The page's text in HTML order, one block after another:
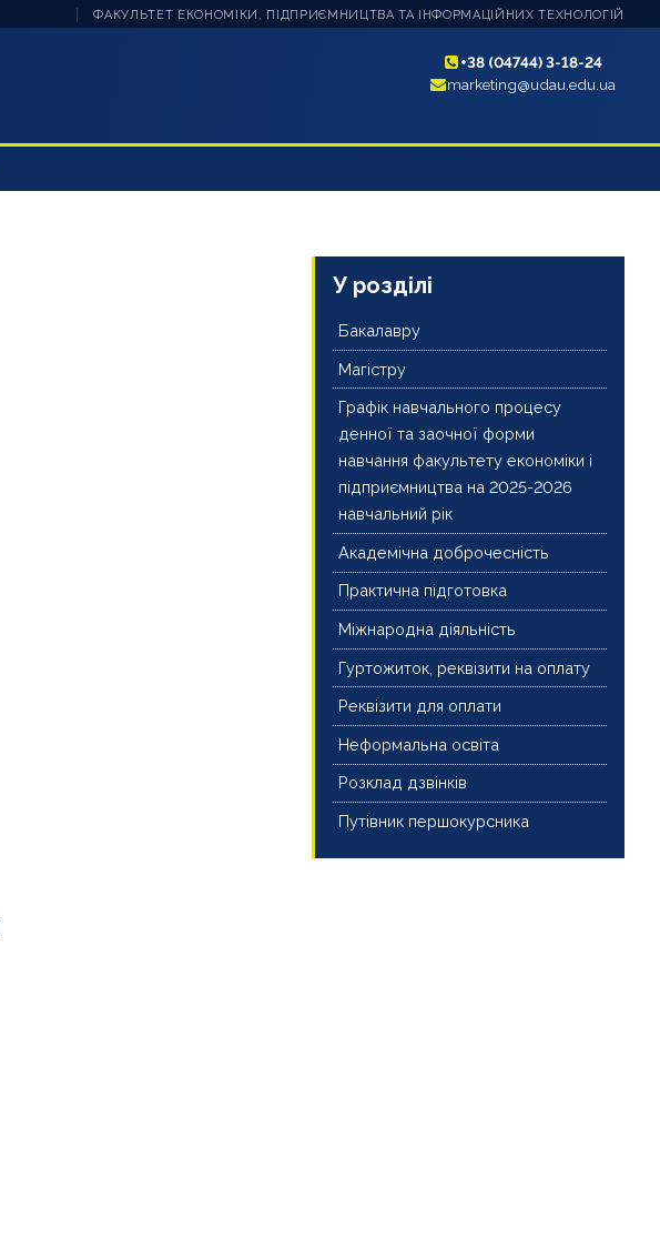
ФАКУЛЬТЕТ ЕКОНОМІКИ, ПІДПРИЄМНИЦТВА ТА ІНФОРМАЦІЙНИХ ТЕХНОЛОГІЙ
+38 (04744) 3-18-24
marketing@udau.edu.ua
У розділі
Бакалавру
Магістру
Графік навчального процесу
денної та заочної форми
навчання факультету економіки і
підприємництва на 2025-2026
навчальний рік
Академічна доброчесність
Практична підготовка
Міжнародна діяльність
Гуртожиток, реквізити на оплату
Реквізити для оплати
Неформальна освіта
Розклад дзвінків
Путівник першокурсника